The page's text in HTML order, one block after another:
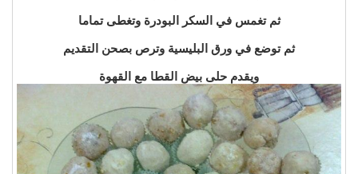
ثم تغمس في السكر البودرة وتغطى تماما
ثم توضع في ورق البليسية وترص بصحن التقديم
ويقدم حلى بيض القطا مع القهوة